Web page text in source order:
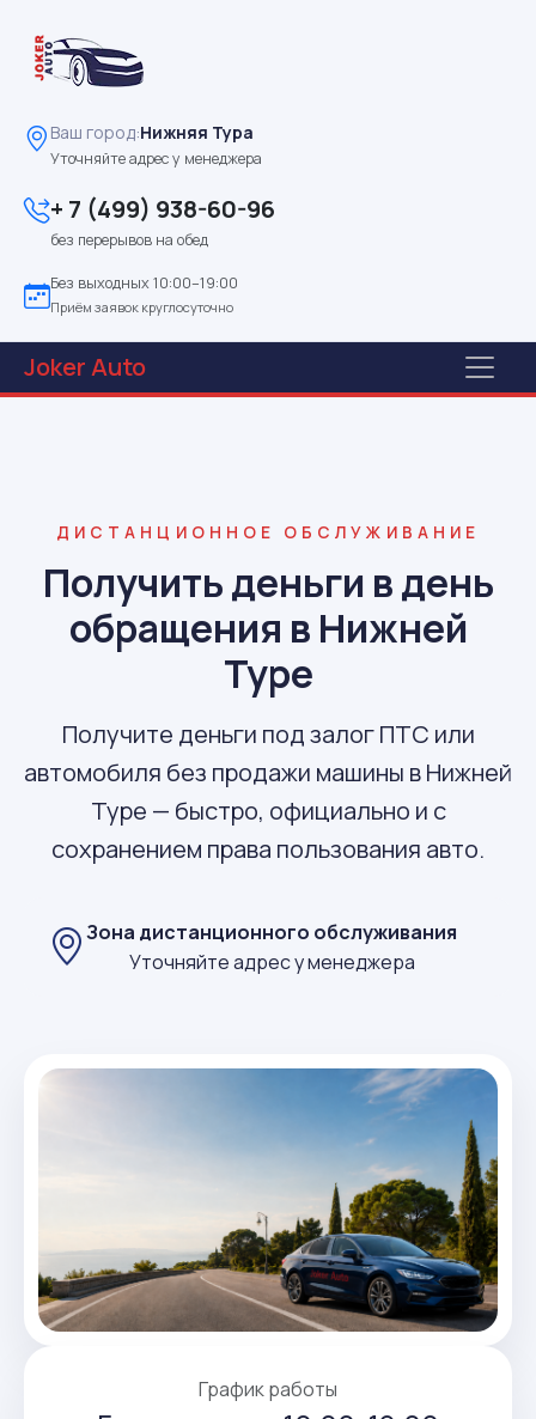
Ваш город:Нижняя Тура
Уточняйте адрес у менеджера
+ 7 (499) 938-60-96
без перерывов на обед
Без выходных 10:00–19:00
Приём заявок круглосуточно
JokerAuto
ДИСТАНЦИОННОЕ ОБСЛУЖИВАНИЕ
Получить деньги в день
обращения в Нижней
Туре
Получите деньги под залог ПТС или
автомобиля без продажи машины в Нижней
Туре — быстро, официально и с
сохранением права пользования авто.
Зона дистанционного обслуживания
Уточняйте адрес у менеджера
График работы